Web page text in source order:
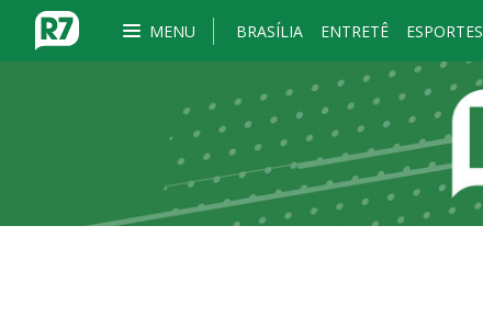
MENU BRASÍLIA ENTRETÊ ESPORTES